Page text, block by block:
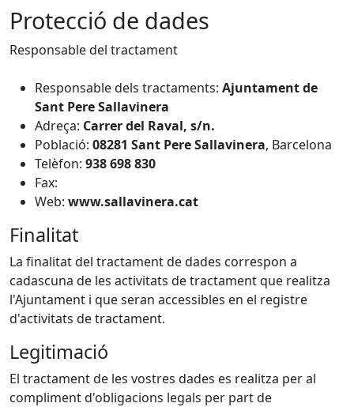
Protecció de dades
Responsable del tractament
Responsable dels tractaments: Ajuntament de
Sant Pere Sallavinera
Adreça: Carrer del Raval, s/n.
Població: 08281 Sant Pere Sallavinera, Barcelona
Telèfon: 938 698 830
Fax:
Web: www.sallavinera.cat
Finalitat
La finalitat del tractament de dades correspon a
cadascuna de les activitats de tractament que realitza
l'Ajuntament i que seran accessibles en el registre
d'activitats de tractament.
Legitimació
El tractament de les vostres dades es realitza per al
compliment d'obligacions legals per part de